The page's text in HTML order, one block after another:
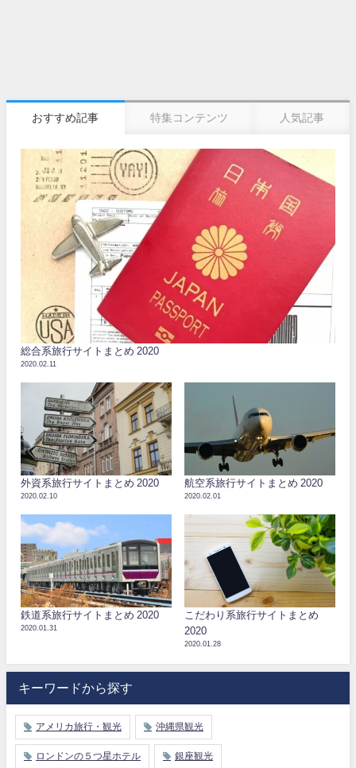
おすすめ記事 特集コンテンツ 人気記事
総合系旅行サイトまとめ 2020
2020.02.11
外資系旅行サイトまとめ 2020
2020.02.10
航空系旅行サイトまとめ 2020
2020.02.01
鉄道系旅行サイトまとめ 2020
2020.01.31
こだわり系旅行サイトまとめ
2020
2020.01.28
キーワードから探す
アメリカ旅行・観光 沖縄県観光
ロンドンの５つ星ホテル 銀座観光